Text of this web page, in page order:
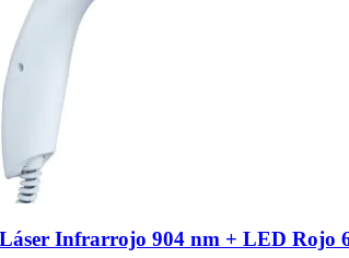
Infrarrojo 904 nm + LED